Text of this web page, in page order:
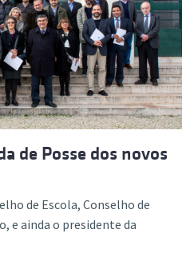
de Posse dos novos
de Escola, Conselho de
e ainda o presidente da